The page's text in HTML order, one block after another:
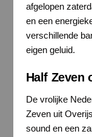
afgelopen
en een
verschillende
eigen geluid.
Half Zeven
De vrolijke
Zeven uit
sound en een